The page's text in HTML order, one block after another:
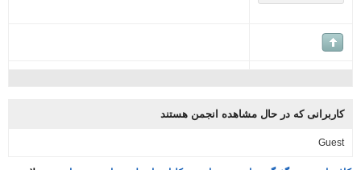
که در حال مشاهده انجمن هستند